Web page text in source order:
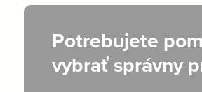
Potrebujete
vybrať správny